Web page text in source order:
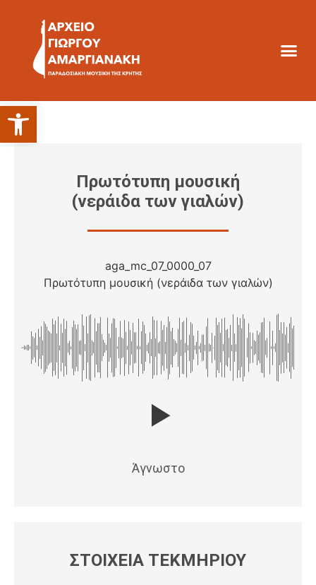
Ανοίξτε τη γραμμή εργαλείων
Πρωτότυπη μουσική
(νεράιδα των γιαλών)
aga_mc_07_0000_07
Πρωτότυπη μουσική (νεράιδα των γιαλών)
Άγνωστο
ΣΤΟΙΧΕΙΑ ΤΕΚΜΗΡΙΟΥ